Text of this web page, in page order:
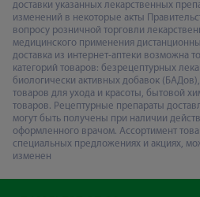
доставки указанных лекарственных
изменений в некоторые акты
вопросу розничной торговли
медицинского применения
доставка из интернет-аптеки возможна
категорий товаров: безрецептурных
биологически активных добавок
товаров для ухода и красоты, бытовой
товаров. Рецептурные препараты
могут быть получены при наличии
оформленного врачом. Ассортимент
специальных предложениях и акциях,
изменен